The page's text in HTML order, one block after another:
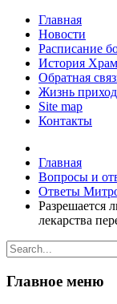
Главная
Новости
Расписание
История
Обратная
Жизнь
Site map
Контакты
Главная
Вопросы и
Ответы
Разрешается
лекарства
Главное меню